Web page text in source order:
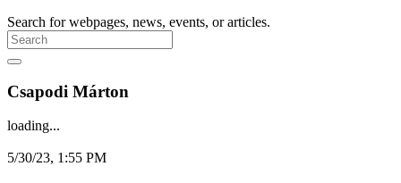
Search for webpages, news, events, or articles.
Csapodi Márton
loading...
5/30/23, 1:55 PM